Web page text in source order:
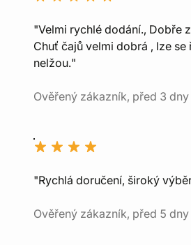
"Velmi rychlé dodání., Dobře
Chuť čajů velmi dobrá , lze
nelžou."
Ověřený zákazník, před 3 dny
"Rychlá doručení, široký
Ověřený zákazník, před 5 dny